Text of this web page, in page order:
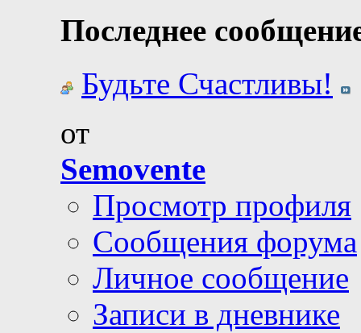
Последнее
Будьте Счастливы!
от
Semovente
Просмотр профиля
Сообщения форума
Личное сообщение
Записи в дневнике